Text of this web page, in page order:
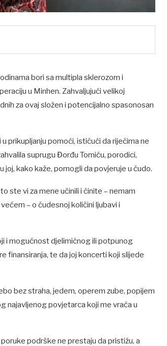
bori sa multipla sklerozom i
u Minhen. Zahvaljujući velikoj
za ovaj složen i potencijalno spasonosan
prikupljanju pomoći, ističući da riječima ne
suprugu Đorđu Tomiću, porodici,
joj, kako kaže, pomogli da povjeruje u čudo.
ste vi za mene učinili i činite – nemam
– o čudesnoj količini ljubavi i
i mogućnost djelimičnog ili potpunog
finansiranja, te da joj koncerti koji slijede
bez straha, jedem, operem zube, popijem
najavljenog povjetarca koji me vraća u
podrške ne prestaju da pristižu, a